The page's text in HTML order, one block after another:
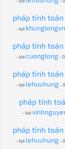
pháp tính
- bởi khunglongvn
pháp tính
- bởicuonglong-
pháp tính
- bởi lehuuhung-
pháp tính
- bởi
pháp tính
- bởi lehuuhung-